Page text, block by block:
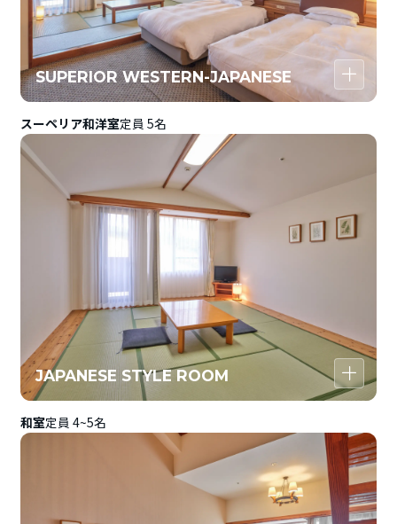
SUPERIOR WESTERN-JAPANESE
スーペリア和洋室定員 5名
JAPANESE STYLE ROOM
和室定員 4~5名